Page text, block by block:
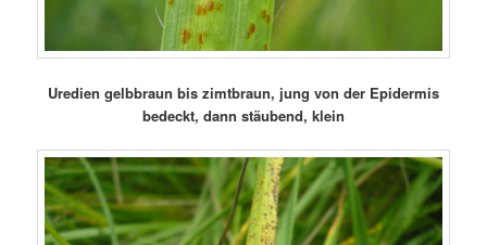
Uredien gelbbraun bis zimtbraun, jung von der Epidermis
bedeckt, dann stäubend, klein